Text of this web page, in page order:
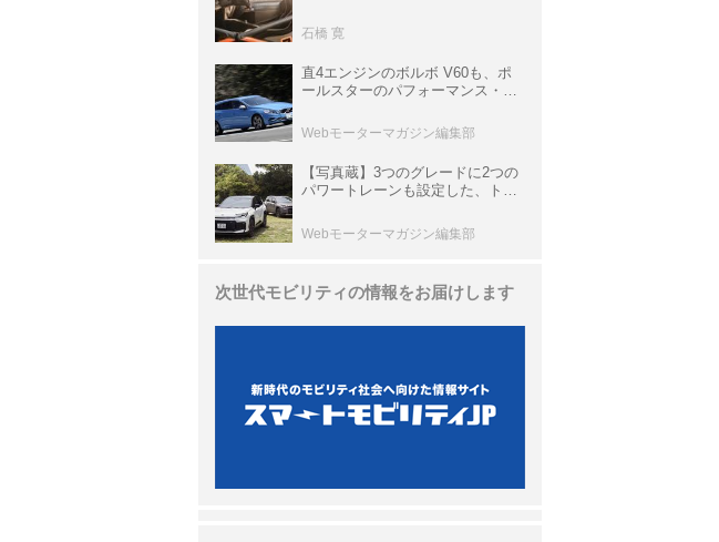
P900 プロトタイプ」とは
石橋 寛
直4エンジンのボルボ V60も、ポ
ールスターのパフォーマンス・パ
と昔の新車】
Webモーターマガジン編集部
【写真蔵】3つのグレードに2つの
パワートレーンも設定した、トヨ
Webモーターマガジン編集部
次世代モビリティの情報をお届けします